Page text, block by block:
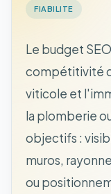
FIABILITE
Le budget
compétitivité
viticole et
la plomberie
objectifs :
muros,
ou